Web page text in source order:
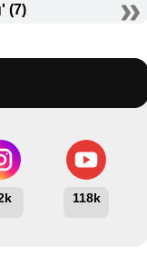
(7)
118k